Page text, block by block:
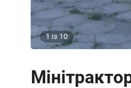
1 із 10